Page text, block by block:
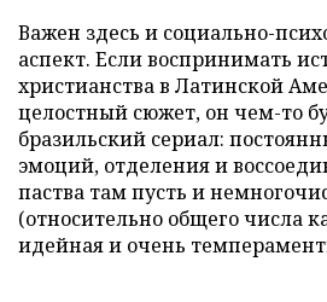
Важен здесь и социально-
аспект. Если воспринимать
христианства в Латинской
целостный сюжет, он чем-то
бразильский сериал:
эмоций, отделения и
паства там пусть и
(относительно общего числа
идейная и очень